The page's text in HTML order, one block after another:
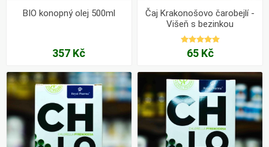
BIO konopný olej 500ml
357 Kč
Čaj Krakonošovo čarobejlí -
Višeň s bezinkou
65 Kč